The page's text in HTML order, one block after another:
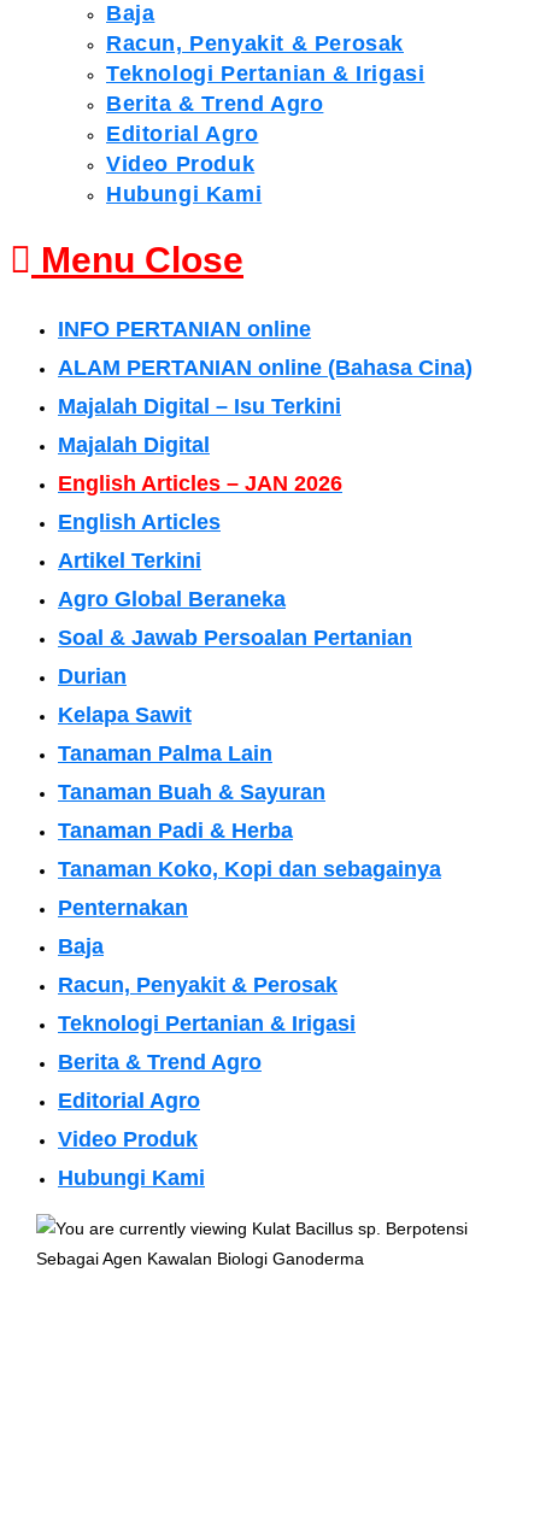
Baja
Racun, Penyakit & Perosak
Teknologi Pertanian & Irigasi
Berita & Trend Agro
Editorial Agro
Video Produk
Hubungi Kami
Menu Close
INFO PERTANIAN online
ALAM PERTANIAN online (Bahasa Cina)
Majalah Digital – Isu Terkini
Majalah Digital
English Articles – JAN 2026
English Articles
Artikel Terkini
Agro Global Beraneka
Soal & Jawab Persoalan Pertanian
Durian
Kelapa Sawit
Tanaman Palma Lain
Tanaman Buah & Sayuran
Tanaman Padi & Herba
Tanaman Koko, Kopi dan sebagainya
Penternakan
Baja
Racun, Penyakit & Perosak
Teknologi Pertanian & Irigasi
Berita & Trend Agro
Editorial Agro
Video Produk
Hubungi Kami